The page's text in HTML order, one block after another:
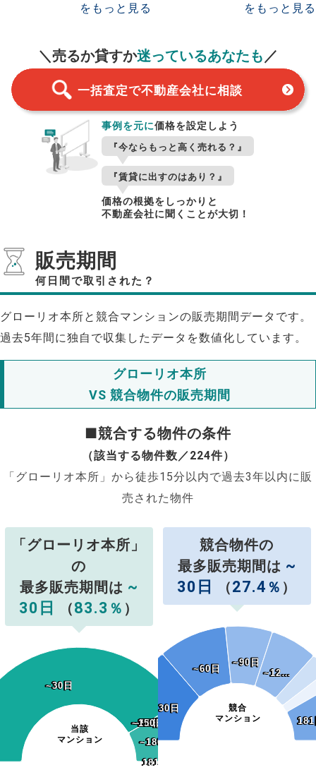
をもっと見る
をもっと見る
＼売るか貸すか迷っているあなたも／
一括査定で不動産会社に相談
事例を元に価格を設定しよう
『今ならもっと高く売れる？』
『賃貸に出すのはあり？』
価格の根拠をしっかりと
不動産会社に聞くことが大切！
販売期間
何日間で取引された？
グローリオ本所と競合マンションの販売期間データです。
過去5年間に独自で収集したデータを数値化しています。
グローリオ本所
VS 競合物件の販売期間
■競合する物件の条件
（該当する物件数／224件）
「グローリオ本所」から徒歩15分以内で過去3年以内に販
売された物件
「グローリオ本所」
の
最多販売期間は ~
30日
（83.3 ％ ）
当該
マンション
~30日
~30日
~60日
~60日
~90日
~90日
~120日
~120日
~150日
~150日
~180日
~180日
181日~
181日~
競合物件の
最多販売期間は ~
30日
（27.4 ％ ）
競合
マンション
~30日
~30日
~60日
~60日
~90日
~90日
~12…
~12…
181